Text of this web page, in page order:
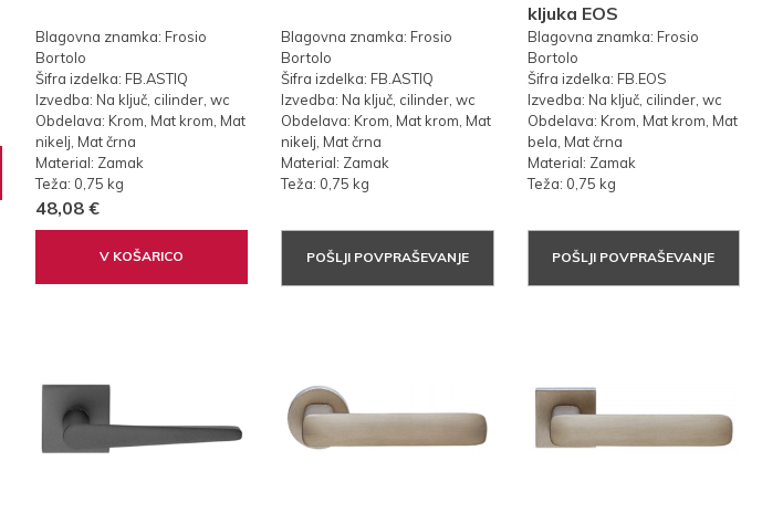
Blagovna znamka: Frosio
Bortolo
Šifra izdelka: FB.ASTIQ
Izvedba: Na ključ, cilinder, wc
Obdelava: Krom, Mat krom, Mat
nikelj, Mat črna
Material: Zamak
Teža: 0,75 kg
48,08 €
V KOŠARICO
Blagovna znamka: Frosio
Bortolo
Šifra izdelka: FB.ASTIQ
Izvedba: Na ključ, cilinder, wc
Obdelava: Krom, Mat krom, Mat
nikelj, Mat črna
Material: Zamak
Teža: 0,75 kg
POŠLJI POVPRAŠEVANJE
kljuka EOS
Blagovna znamka: Frosio
Bortolo
Šifra izdelka: FB.EOS
Izvedba: Na ključ, cilinder, wc
Obdelava: Krom, Mat krom, Mat
bela, Mat črna
Material: Zamak
Teža: 0,75 kg
POŠLJI POVPRAŠEVANJE